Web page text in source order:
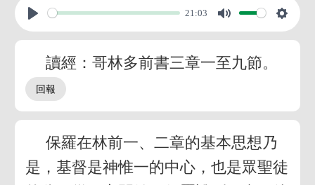
21:03
讀經：哥林多前書三章一至九節。
保羅在林前一、二章的基本思想乃
是，基督是神惟一的中心，也是眾聖徒